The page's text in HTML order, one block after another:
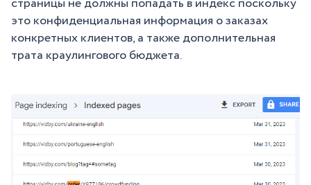
это конфиденциальная информация о заказах
конкретных клиентов, а также дополнительная
трата краулингового бюджета.